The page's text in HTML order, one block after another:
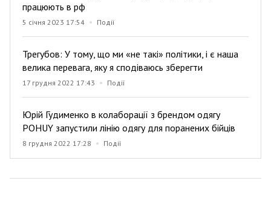
працюють в рф
5 січня 2023 17:54 Події
Трегубов: У тому, що ми «не такі» політики, і є наша
велика перевага, яку я сподіваюсь зберегти
17 грудня 2022 17:43 Події
Юрій Гудименко в колаборації з брендом одягу
POHUY запустили лінію одягу для поранених бійців
8 грудня 2022 17:28 Події